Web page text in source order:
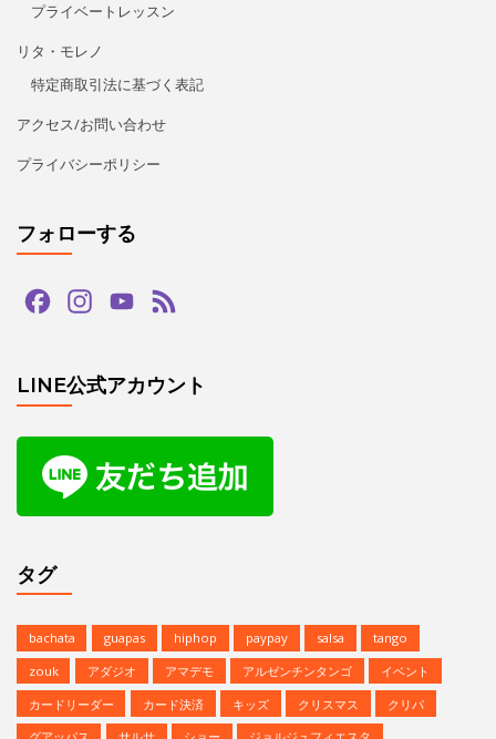
プライベートレッスン
リタ・モレノ
特定商取引法に基づく表記
アクセス/お問い合わせ
プライバシーポリシー
フォローする
FacebookInstagramYouTube
LINE公式アカウント
タグ
bachata guapas hiphop paypay salsa
tango
zouk
アダジオ アマデモ アルゼンチンタンゴ
イベント
カードリーダー
カード決済 キッズ クリスマス
クリパ